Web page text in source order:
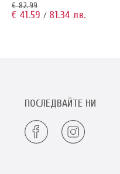
€ 82.99
€ 41.59 / 81.34 лв.
ПОСЛЕДВАЙТЕ НИ